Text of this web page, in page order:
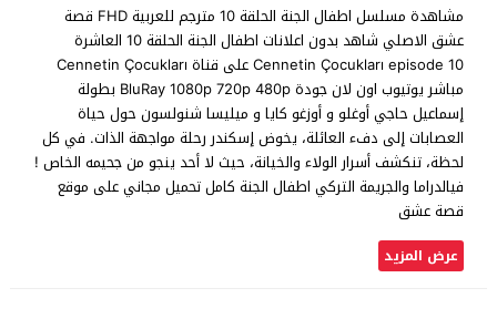
مشاهدة مسلسل اطفال الجنة الحلقة 10 مترجم للعربية FHD قصة
عشق الاصلي شاهد بدون اعلانات اطفال الجنة الحلقة 10 العاشرة
Cennetin Çocukları episode 10 على قناة Cennetin Çocukları
مباشر يوتيوب اون لان جودة BluRay 1080p 720p 480p بطولة
إسماعيل حاجي أوغلو و أوزغو كايا و ميليسا شنولسون حول حياة
العصابات إلى دفء العائلة، يخوض إسكندر رحلة مواجهة الذات. في كل
لحظة، تنكشف أسرار الولاء والخيانة، حيث لا أحد ينجو من جحيمه الخاص !
فيالدراما والجريمة التركي اطفال الجنة كامل تحميل مجاني على موقع
قصة عشق
عرض المزيد